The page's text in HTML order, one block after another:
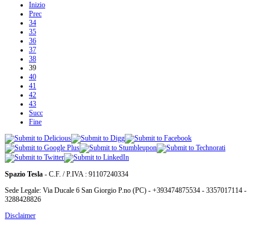
Inizio
Prec
34
35
36
37
38
39
40
41
42
43
Succ
Fine
Spazio Tesla - C.F. / P.IVA : 91107240334
Sede Legale: Via Ducale 6 San Giorgio P.no (PC) - +393474875534 - 3357017114 -
3288428826
Disclaimer